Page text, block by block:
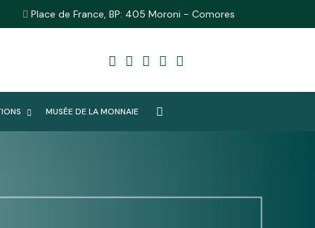
Place de France, BP: 405 Moroni - Comores
MUSÉE DE LA MONNAIE